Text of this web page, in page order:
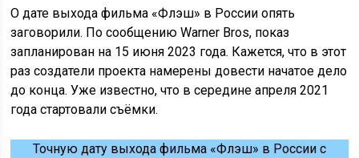
О дате выхода фильма «Флэш» в России опять
заговорили. По сообщению Warner Bros, показ
запланирован на 15 июня 2023 года. Кажется, что в этот
раз создатели проекта намерены довести начатое дело
до конца. Уже известно, что в середине апреля 2021
года стартовали съёмки.
Точную дату выхода фильма «Флэш» в России с